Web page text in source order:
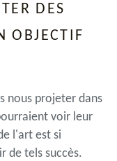
DES
OBJECTIF
nous projeter dans
voir leur
l'art est si
de tels succès.